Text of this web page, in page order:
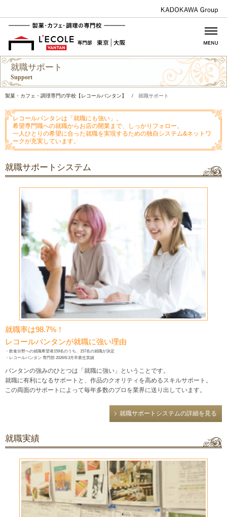
就職サポート
Support
製菓・カフェ・調理専門の学校【レコールバンタン】 / 就職サポート
レコールバンタンは「就職にも強い」。
希望専門職への就職からお店の開業まで、しっかりフォロー。
一人ひとりの希望に合った就職を実現するための独自システム&ネットワ
ークが充実しています。
就職サポートシステム
就職率は98.7%！
レコールバンタンが就職に強い理由
・飲食分野への就職希望者159名のうち、157名の就職が決定
・レコールバンタン 専門部 2026年3月卒業生実績
バンタンの強みのひとつは「就職に強い」ということです。
就職に有利になるサポートと、作品のクオリティを高めるスキルサポート。
この両面のサポートによって毎年多数のプロを業界に送り出しています。
就職サポートシステムの詳細を見る
就職実績